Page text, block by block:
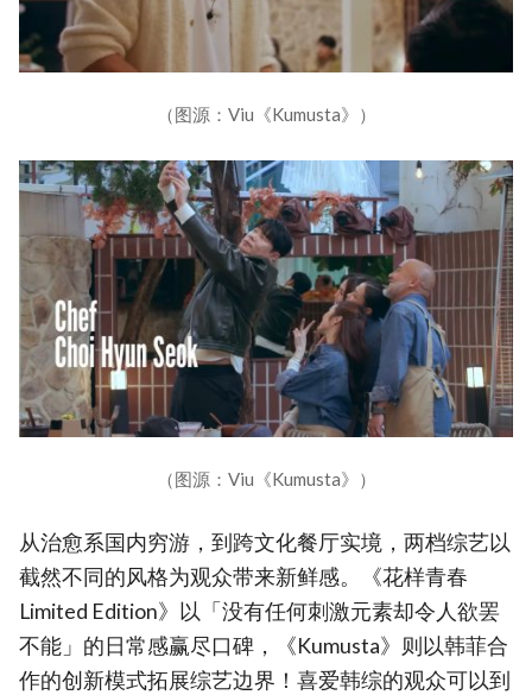
（图源：Viu《Kumusta》）
（图源：Viu《Kumusta》）
从治愈系国内穷游，到跨文化餐厅实境，两档综艺以
截然不同的风格为观众带来新鲜感。《花样青春
Limited Edition》以「没有任何刺激元素却令人欲罢
不能」的日常感赢尽口碑，《Kumusta》则以韩菲合
作的创新模式拓展综艺边界！喜爱韩综的观众可以到